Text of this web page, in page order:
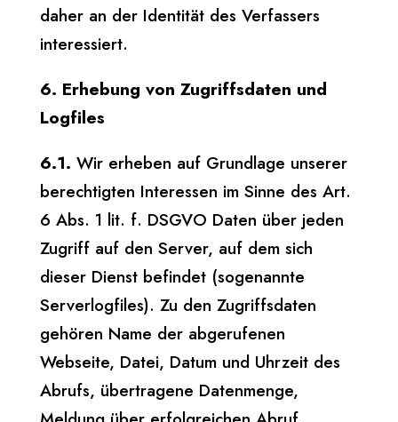
daher an der Identität des Verfassers
interessiert.
6. Erhebung von Zugriffsdaten und
Logfiles
6.1. Wir erheben auf Grundlage unserer
berechtigten Interessen im Sinne des Art.
6 Abs. 1 lit. f. DSGVO Daten über jeden
Zugriff auf den Server, auf dem sich
dieser Dienst befindet (sogenannte
Serverlogfiles). Zu den Zugriffsdaten
gehören Name der abgerufenen
Webseite, Datei, Datum und Uhrzeit des
Abrufs, übertragene Datenmenge,